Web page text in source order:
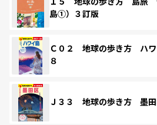
島①）３訂版
Ｃ０２ 地球の歩き方 ハ
８
Ｊ３３ 地球の歩き方 墨